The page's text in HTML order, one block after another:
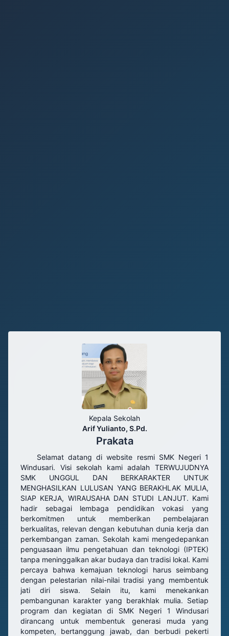
Aktifkan Audio
Selamat datang di
SMK Negeri 1 Windusari
Kepala Sekolah
Arif Yulianto, S.Pd.
Prakata
Selamat datang di website resmi SMK Negeri 1
Windusari. Visi sekolah kami adalah TERWUJUDNYA
SMK UNGGUL DAN BERKARAKTER UNTUK
MENGHASILKAN LULUSAN YANG BERAKHLAK MULIA,
SIAP KERJA, WIRAUSAHA DAN STUDI LANJUT. Kami
hadir sebagai lembaga pendidikan vokasi yang
berkomitmen untuk memberikan pembelajaran
berkualitas, relevan dengan kebutuhan dunia kerja dan
perkembangan zaman. Sekolah kami mengedepankan
penguasaan ilmu pengetahuan dan teknologi (IPTEK)
tanpa meninggalkan akar budaya dan tradisi lokal. Kami
percaya bahwa kemajuan teknologi harus seimbang
dengan pelestarian nilai-nilai tradisi yang membentuk
jati diri siswa. Selain itu, kami menekankan
pembangunan karakter yang berakhlak mulia. Setiap
program dan kegiatan di SMK Negeri 1 Windusari
dirancang untuk membentuk generasi muda yang
kompeten, bertanggung jawab, dan berbudi pekerti